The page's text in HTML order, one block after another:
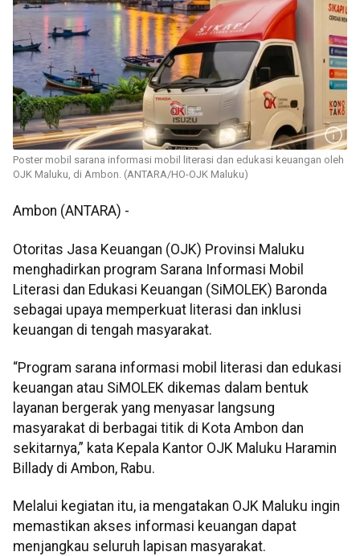
Poster mobil sarana informasi mobil literasi dan edukasi keuangan oleh
OJK Maluku, di Ambon. (ANTARA/HO-OJK Maluku)
Ambon (ANTARA) -
Otoritas Jasa Keuangan (OJK) Provinsi Maluku
menghadirkan program Sarana Informasi Mobil
Literasi dan Edukasi Keuangan (SiMOLEK) Baronda
sebagai upaya memperkuat literasi dan inklusi
keuangan di tengah masyarakat.
“Program sarana informasi mobil literasi dan edukasi
keuangan atau SiMOLEK dikemas dalam bentuk
layanan bergerak yang menyasar langsung
masyarakat di berbagai titik di Kota Ambon dan
sekitarnya,” kata Kepala Kantor OJK Maluku Haramin
Billady di Ambon, Rabu.
Melalui kegiatan itu, ia mengatakan OJK Maluku ingin
memastikan akses informasi keuangan dapat
menjangkau seluruh lapisan masyarakat.